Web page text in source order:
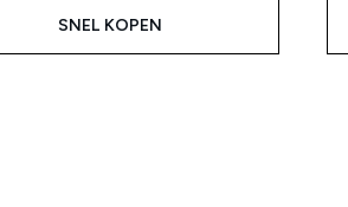
SNEL KOPEN